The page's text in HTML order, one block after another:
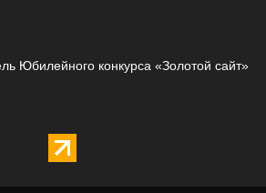
Юбилейного конкурса «Золотой сайт»